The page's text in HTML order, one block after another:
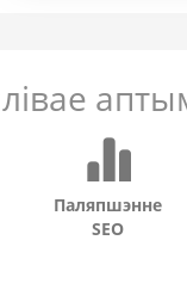
Паляпшэнне
SEO